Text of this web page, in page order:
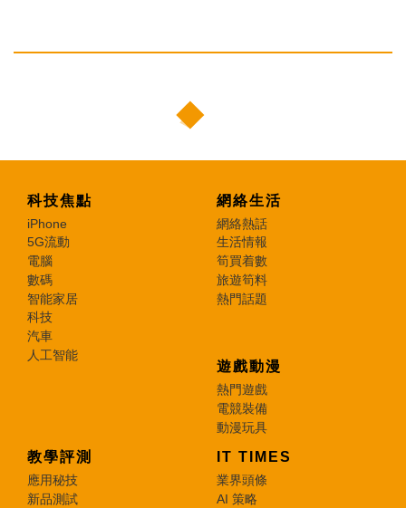
科技焦點
iPhone
5G流動
電腦
數碼
智能家居
科技
汽車
人工智能
網絡生活
網絡熱話
生活情報
筍買着數
旅遊筍料
熱門話題
遊戲動漫
熱門遊戲
電競裝備
動漫玩具
教學評測
應用秘技
新品測試
IT TIMES
業界頭條
AI 策略